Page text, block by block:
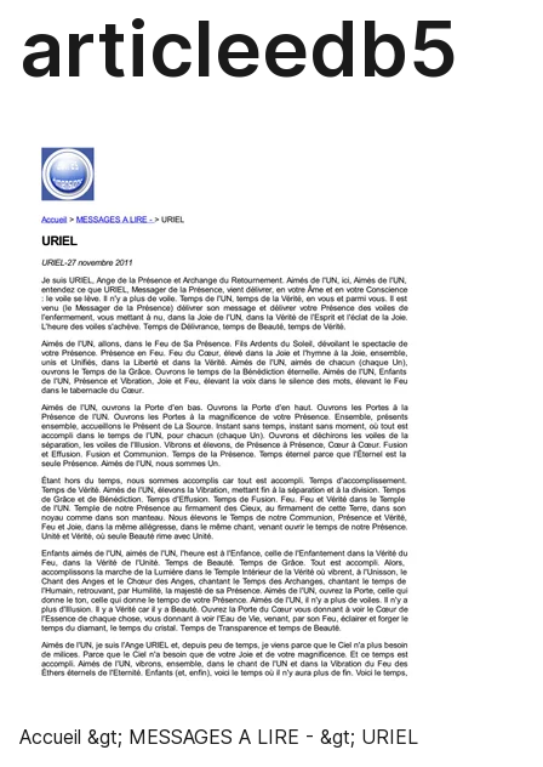
articleedb5
Accueil &gt; MESSAGES A LIRE - &gt; URIEL